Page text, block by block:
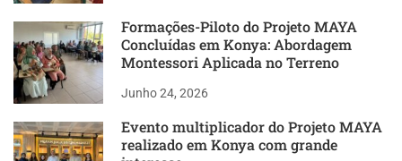
Formações-Piloto do Projeto MAYA
Concluídas em Konya: Abordagem
Montessori Aplicada no Terreno
Junho 24, 2026
Evento multiplicador do Projeto MAYA
realizado em Konya com grande